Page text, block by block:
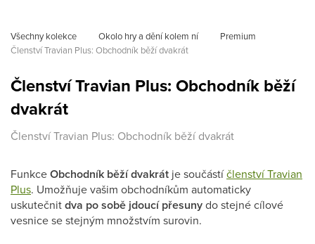
Všechny kolekce Okolo hry a dění kolem ní
Premium
Členství Travian Plus: Obchodník běží dvakrát
Členství Travian Plus: Obchodník běží
dvakrát
Členství Travian Plus: Obchodník běží dvakrát
FunkceObchodník běží dvakrát je součástíčlenství Travian
Plus. Umožňuje vašim obchodníkům automaticky
uskutečnitdva po sobě jdoucí přesunydo stejné cílové
vesnice se stejným množstvím surovin.